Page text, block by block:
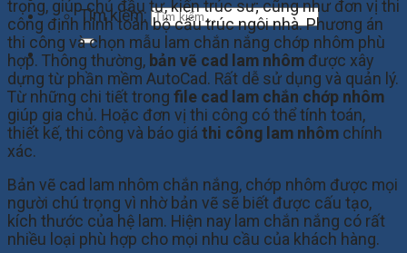
Tìm kiếm:
trọng, giúp chủ đầu tư, kiến trúc sư; cũng như đơn vị thi
công định hình toàn bộ cấu trúc ngôi nhà. Phương án
thi công và chọn mẫu lam chắn nắng chớp nhôm phù
hợp. Thông thường, bản vẽ cad lam nhôm được xây
dựng từ phần mềm AutoCad. Rất dễ sử dụng và quản lý.
Từ những chi tiết trong file cad lam chắn chớp nhôm
giúp gia chủ. Hoặc đơn vị thi công có thể tính toán,
thiết kế, thi công và báo giá thi công lam nhôm chính
xác.
Bản vẽ cad lam nhôm chắn nắng, chớp nhôm được mọi
người chú trọng vì nhờ bản vẽ sẽ biết được cấu tạo,
kích thước của hệ lam. Hiện nay lam chắn nắng có rất
nhiều loại phù hợp cho mọi nhu cầu của khách hàng.